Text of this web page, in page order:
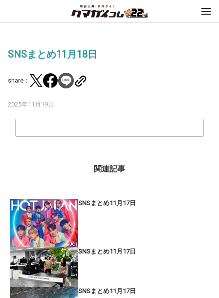
SNSまとめ11月18日
share：
2025年11月19日
関連記事
SNSまとめ11月17日
SNSまとめ11月17日
SNSまとめ11月17日